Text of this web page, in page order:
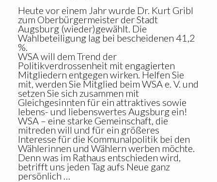
Heute vor einem Jahr wurde Dr. Kurt Gribl
zum Oberbürgermeister der Stadt
Augsburg (wieder)gewählt. Die
Wahlbeteiligung lag bei bescheidenen 41,2
%.
WSA will dem Trend der
Politikverdrossenheit mit engagierten
Mitgliedern entgegen wirken. Helfen Sie
mit, werden Sie Mitglied beim WSA e. V. und
setzen Sie sich zusammen mit
Gleichgesinnten für ein attraktives sowie
lebens- und liebenswertes Augsburg ein!
WSA – eine starke Gemeinschaft, die
mitreden will und für ein größeres
Interesse für die Kommunalpolitik bei den
Wählerinnen und Wählern werben möchte.
Denn was im Rathaus entschieden wird,
betrifft uns jeden Tag aufs Neue ganz
persönlich …